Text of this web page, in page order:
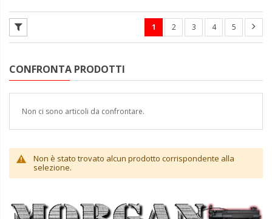
1 2 3 4 5
CONFRONTA PRODOTTI
Non ci sono articoli da confrontare.
Non è stato trovato alcun prodotto corrispondente alla
selezione.